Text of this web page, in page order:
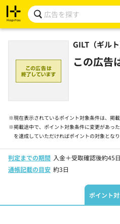
GILT（ギルト
この広告
※現在表示されているポイント対象条件は、掲載
※掲載途中で、ポイント対象条件に変更があっ
を達成していただければポイントの対象とな
判定までの期間 入金＋受取確認後約45日
通帳記載の目安 約3日
ポイント